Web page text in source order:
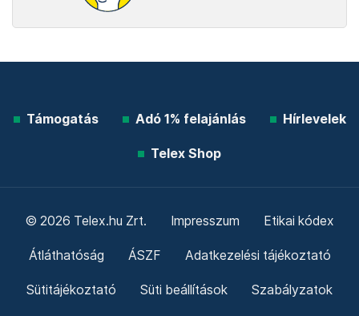
Támogatás Adó 1% felajánlás Hírlevelek
Telex Shop
© 2026 Telex.hu Zrt. Impresszum Etikai kódex
Átláthatóság ÁSZF Adatkezelési tájékoztató
Sütitájékoztató Süti beállítások Szabályzatok